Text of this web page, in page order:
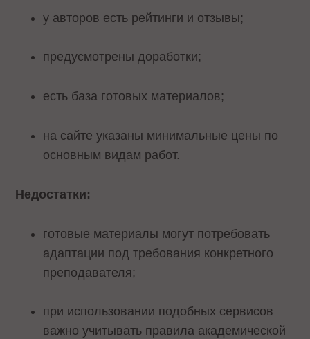
у авторов есть рейтинги и отзывы;
предусмотрены доработки;
есть база готовых материалов;
на сайте указаны минимальные цены по
основным видам работ.
Недостатки:
готовые материалы могут потребовать
адаптации под требования конкретного
преподавателя;
при использовании подобных сервисов
важно учитывать правила академической